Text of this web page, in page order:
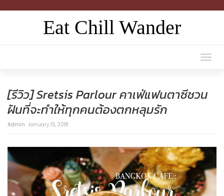
Eat Chill Wander
[รีวิว] Sretsis Parlour คาเฟ่แฟนตาซีชวน
ฝันที่จะทำให้ทุกคนต้องตกหลุมรัก
Admin January 15, 2018